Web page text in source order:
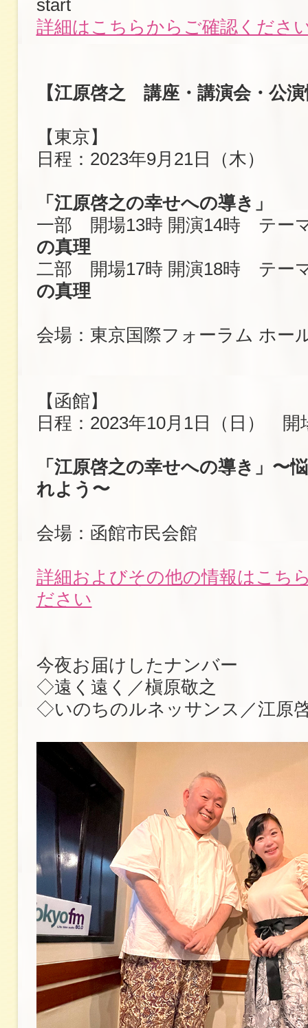
start
詳細はこちらからご確認くださ
【江原啓之 講座・講演会・公
【東京】
日程：2023年9月21日（木）
「江原啓之の幸せへの導き」
一部 開場13時 開演14時 テー
の真理
二部 開場17時 開演18時 テー
の真理
会場：東京国際フォーラム ホー
【函館】
日程：2023年10月1日（日） 開
「江原啓之の幸せへの導き」〜
れよう〜
会場：函館市民会館
詳細およびその他の情報はこち
ださい
今夜お届けしたナンバー
◇遠く遠く／槇原敬之
◇いのちのルネッサンス／江原